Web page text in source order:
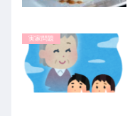
実家問題